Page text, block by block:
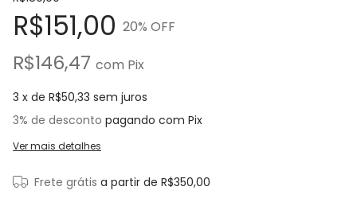
R$151,00 20% OFF
R$146,47 com Pix
3 x de R$50,33 sem juros
3% de desconto pagando com Pix
Ver mais detalhes
Frete grátis a partir de R$350,00